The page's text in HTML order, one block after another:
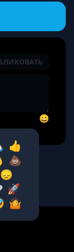
😀
👍
💩
😞
🚀
🤷‍